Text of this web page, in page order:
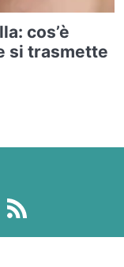
cos’è
si trasmette